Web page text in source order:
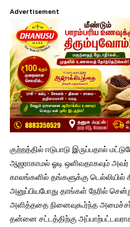
Advertisement
குற்றத்தில் ஈடுபாடு இருப்பதால்
ஆஜராகாமல் ஓடி ஒளிவதாகவும் அவர்
காலங்களில் தங்களுக்கு டெல்லியில்
அனுப்பியபோது தாங்கள் நேரில்
அளித்ததை நினைவுகூர்ந்த
தன்னை சட்டத்திற்கு